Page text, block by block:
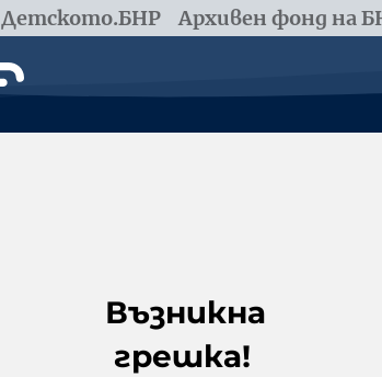
Детското.БНР Архивен фонд на
Възникна
грешка!